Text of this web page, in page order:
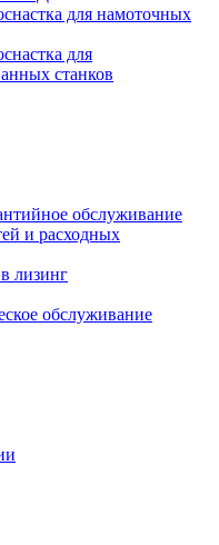
для намоточных
для
станков
обслуживание
и расходных
лизинг
обслуживание